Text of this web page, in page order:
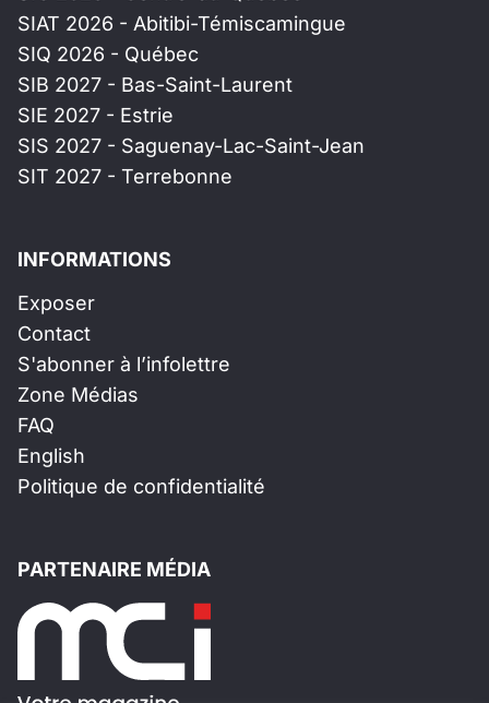
SIAT 2026 - Abitibi-Témiscamingue
SIQ 2026 - Québec
SIB 2027 - Bas-Saint-Laurent
SIE 2027 - Estrie
SIS 2027 - Saguenay-Lac-Saint-Jean
SIT 2027 - Terrebonne
INFORMATIONS
Exposer
Contact
S'abonner à l’infolettre
Zone Médias
FAQ
English
Politique de confidentialité
PARTENAIRE MÉDIA